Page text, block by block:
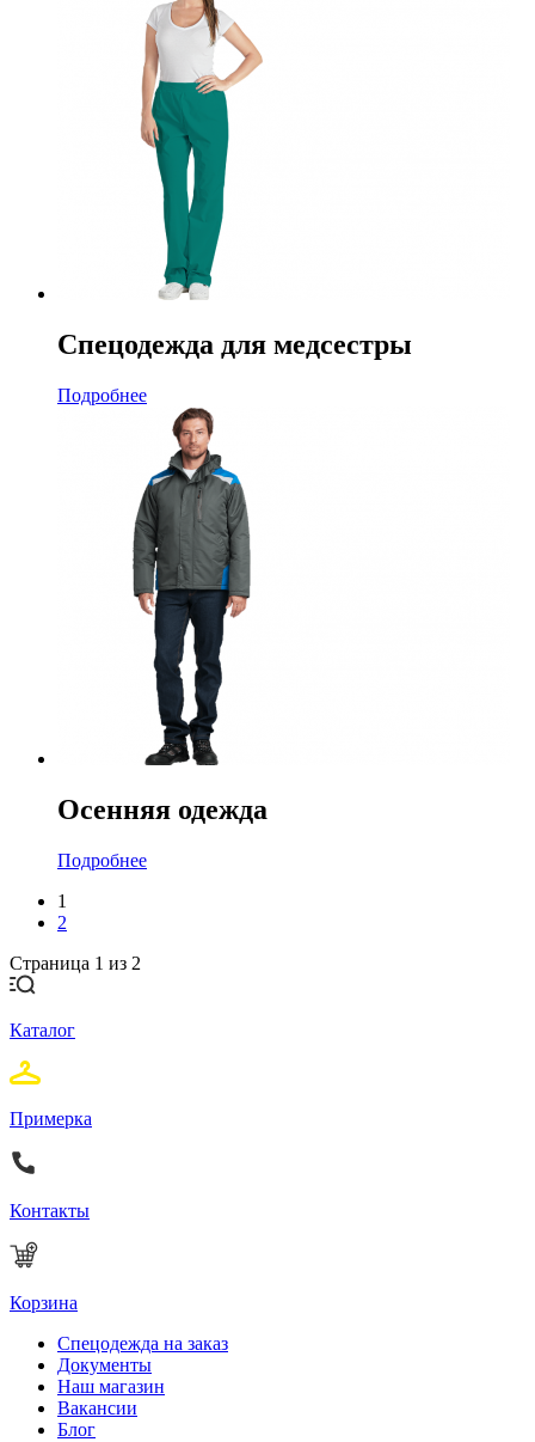
Спецодежда для медсестры
Подробнее
Осенняя одежда
Подробнее
1
2
Страница 1 из 2
Каталог
Примерка
Контакты
Корзина
Спецодежда на заказ
Документы
Наш магазин
Вакансии
Блог